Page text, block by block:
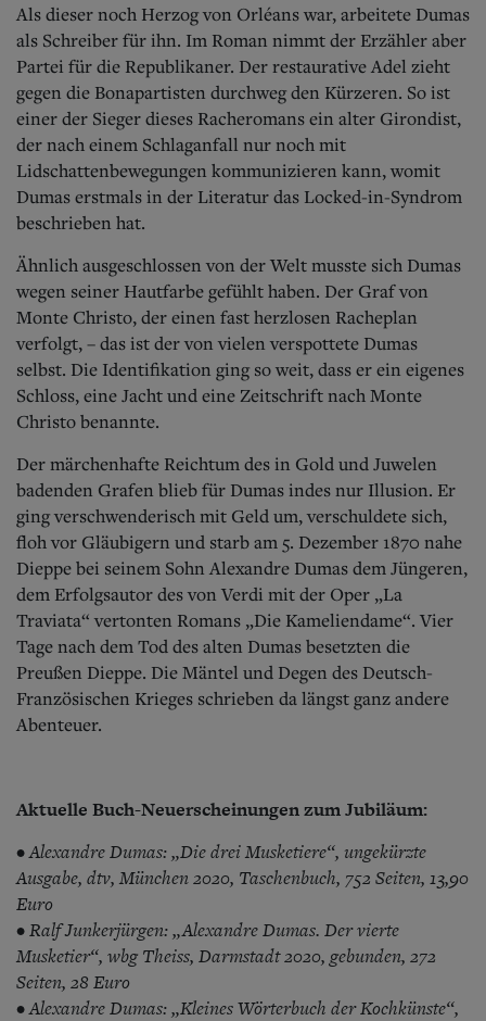
Als dieser noch Herzog von Orléans war, arbeitete Dumas
als Schreiber für ihn. Im Roman nimmt der Erzähler aber
Partei für die Republikaner. Der restaurative Adel zieht
gegen die Bonapartisten durchweg den Kürzeren. So ist
einer der Sieger dieses Racheromans ein alter Girondist,
der nach einem Schlaganfall nur noch mit
Lidschattenbewegungen kommunizieren kann, womit
Dumas erstmals in der Literatur das Locked-in-Syndrom
beschrieben hat.
Ähnlich ausgeschlossen von der Welt musste sich Dumas
wegen seiner Hautfarbe gefühlt haben. Der Graf von
Monte Christo, der einen fast herzlosen Racheplan
verfolgt, – das ist der von vielen verspottete Dumas
selbst. Die Identifikation ging so weit, dass er ein eigenes
Schloss, eine Jacht und eine Zeitschrift nach Monte
Christo benannte.
Der märchenhafte Reichtum des in Gold und Juwelen
badenden Grafen blieb für Dumas indes nur Illusion. Er
ging verschwenderisch mit Geld um, verschuldete sich,
floh vor Gläubigern und starb am 5. Dezember 1870 nahe
Dieppe bei seinem Sohn Alexandre Dumas dem Jüngeren,
dem Erfolgsautor des von Verdi mit der Oper „La
Traviata“ vertonten Romans „Die Kameliendame“. Vier
Tage nach dem Tod des alten Dumas besetzten die
Preußen Dieppe. Die Mäntel und Degen des Deutsch-
Französischen Krieges schrieben da längst ganz andere
Abenteuer.
Aktuelle Buch-Neuerscheinungen zum Jubiläum:
• Alexandre Dumas: „Die drei Musketiere“, ungekürzte
Ausgabe, dtv, München 2020, Taschenbuch, 752 Seiten, 13,90
Euro
• Ralf Junkerjürgen: „Alexandre Dumas. Der vierte
Musketier“, wbg Theiss, Darmstadt 2020, gebunden, 272
Seiten, 28 Euro
• Alexandre Dumas: „Kleines Wörterbuch der Kochkünste“,